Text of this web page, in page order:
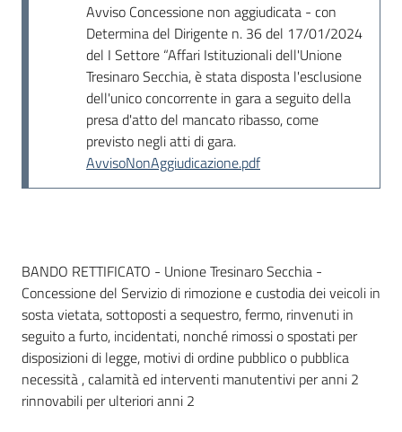
Avviso Concessione non aggiudicata - con
Determina del Dirigente n. 36 del 17/01/2024
del I Settore “Affari Istituzionali dell'Unione
Tresinaro Secchia, è stata disposta l'esclusione
dell'unico concorrente in gara a seguito della
presa d'atto del mancato ribasso, come
previsto negli atti di gara.
AvvisoNonAggiudicazione.pdf
Dati del bando
BANDO RETTIFICATO - Unione Tresinaro Secchia -
Concessione del Servizio di rimozione e custodia dei veicoli in
sosta vietata, sottoposti a sequestro, fermo, rinvenuti in
seguito a furto, incidentati, nonché rimossi o spostati per
disposizioni di legge, motivi di ordine pubblico o pubblica
necessità , calamità ed interventi manutentivi per anni 2
rinnovabili per ulteriori anni 2